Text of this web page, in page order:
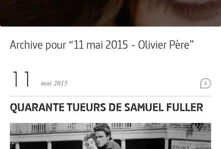
Archive pour “11 mai 2015 - Olivier Père”
0
mai 2015
QUARANTE TUEURS DE SAMUEL FULLER